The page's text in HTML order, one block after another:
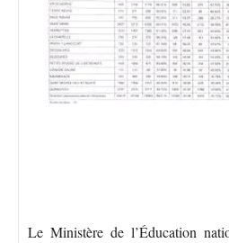
Le Ministère de l’Éducation